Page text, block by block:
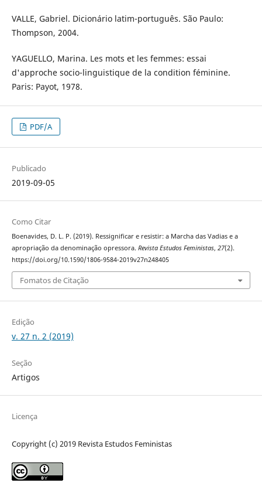
VALLE, Gabriel. Dicionário latim-português. São Paulo:
Thompson, 2004.
YAGUELLO, Marina. Les mots et les femmes: essai
d'approche socio-linguistique de la condition féminine.
Paris: Payot, 1978.
PDF/A
Publicado
2019-09-05
Como Citar
Boenavides, D. L. P. (2019). Ressignificar e resistir: a Marcha das Vadias e a
apropriação da denominação opressora. Revista Estudos Feministas, 27(2).
https://doi.org/10.1590/1806-9584-2019v27n248405
Fomatos de Citação
Edição
v. 27 n. 2 (2019)
Seção
Artigos
Licença
Copyright (c) 2019 Revista Estudos Feministas